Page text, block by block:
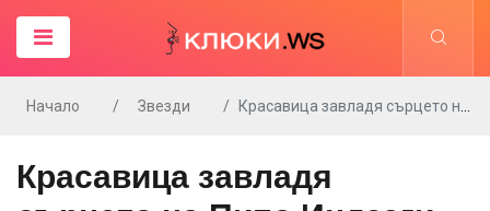
Начало Звезди Красавица завладя сърцето на Пипо Индзаги
Красавица завладя